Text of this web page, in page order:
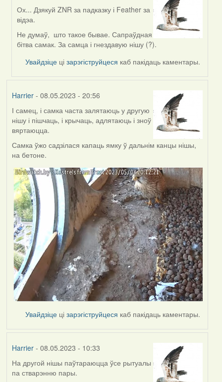
In
reply
to
by
Ох... Дзякуй ZNR за падказку і Feather за
відэа.
Не думаў, што такое бывае. Сапраўдная
бітва самак. За самца і гнездавую нішу (?).
Увайдзіце цізарэгіструйцеся каб пакідаць каментары.
Harrier- 08.05.2023 - 20:56
І самец, і самка часта залятаюць у другую
нішу і пішчаць, і крычаць, адлятаюць і зноў
вяртаюцца.
Самка ўжо садзілася капаць ямку ў дальнім канцы нішы,
на бетоне.
Увайдзіце цізарэгіструйцеся каб пакідаць каментары.
Harrier- 08.05.2023 - 10:33
На другой нішы паўтараюцца ўсе рытуалы
па стварэнню пары.